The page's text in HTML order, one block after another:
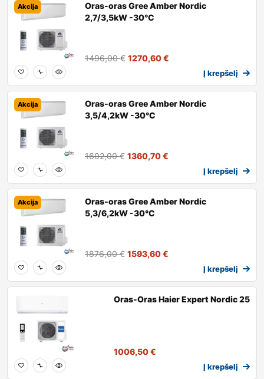
Akcija
Oras-oras Gree Amber Nordic
2,7/3,5kW -30°C
1496,00€ 1270,60€
Į krepšelį
Akcija
Oras-oras Gree Amber Nordic
3,5/4,2kW -30°C
1602,00€ 1360,70€
Į krepšelį
Akcija
Oras-oras Gree Amber Nordic
5,3/6,2kW -30°C
1876,00€ 1593,60€
Į krepšelį
Oras-Oras Haier Expert Nordic 25
1006,50€
Į krepšelį